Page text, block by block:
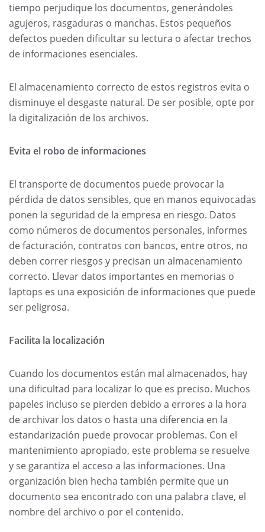
tiempo perjudique los documentos, generándoles
agujeros, rasgaduras o manchas. Estos pequeños
defectos pueden dificultar su lectura o afectar trechos
de informaciones esenciales.
El almacenamiento correcto de estos registros evita o
disminuye el desgaste natural. De ser posible, opte por
la digitalización de los archivos.
Evita el robo de informaciones
El transporte de documentos puede provocar la
pérdida de datos sensibles, que en manos equivocadas
ponen la seguridad de la empresa en riesgo. Datos
como números de documentos personales, informes
de facturación, contratos con bancos, entre otros, no
deben correr riesgos y precisan un almacenamiento
correcto. Llevar datos importantes en memorias o
laptops es una exposición de informaciones que puede
ser peligrosa.
Facilita la localización
Cuando los documentos están mal almacenados, hay
una dificultad para localizar lo que es preciso. Muchos
papeles incluso se pierden debido a errores a la hora
de archivar los datos o hasta una diferencia en la
estandarización puede provocar problemas. Con el
mantenimiento apropiado, este problema se resuelve
y se garantiza el acceso a las informaciones. Una
organización bien hecha también permite que un
documento sea encontrado con una palabra clave, el
nombre del archivo o por el contenido.